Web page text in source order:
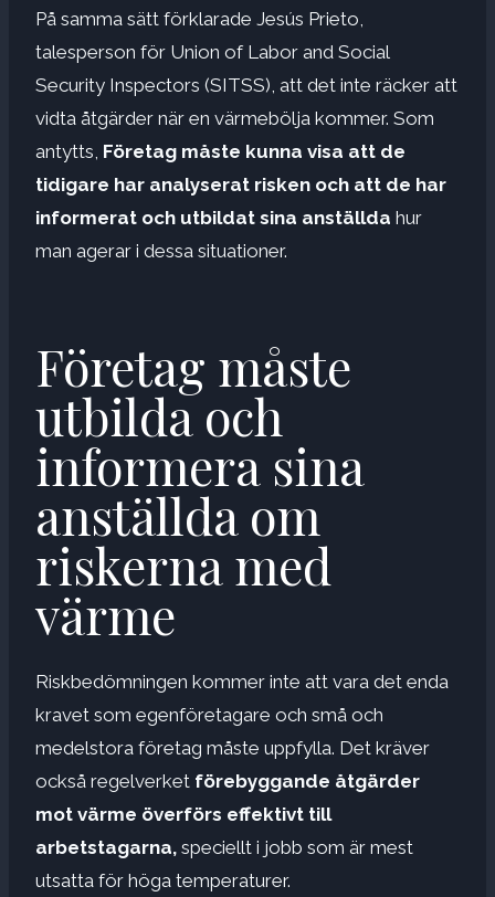
På samma sätt förklarade Jesús Prieto,
talesperson för Union of Labor and Social
Security Inspectors (SITSS), att det inte räcker att
vidta åtgärder när en värmebölja kommer. Som
antytts, Företag måste kunna visa att de
tidigare har analyserat risken och att de har
informerat och utbildat sina anställda hur
man agerar i dessa situationer.
Företag måste
utbilda och
informera sina
anställda om
riskerna med
värme
Riskbedömningen kommer inte att vara det enda
kravet som egenföretagare och små och
medelstora företag måste uppfylla. Det kräver
också regelverket förebyggande åtgärder
mot värme överförs effektivt till
arbetstagarna, speciellt i jobb som är mest
utsatta för höga temperaturer.